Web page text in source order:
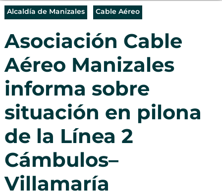
Alcaldía de Manizales Cable Aéreo
Asociación Cable
Aéreo Manizales
informa sobre
situación en pilona
de la Línea 2
Cámbulos–
Villamaría